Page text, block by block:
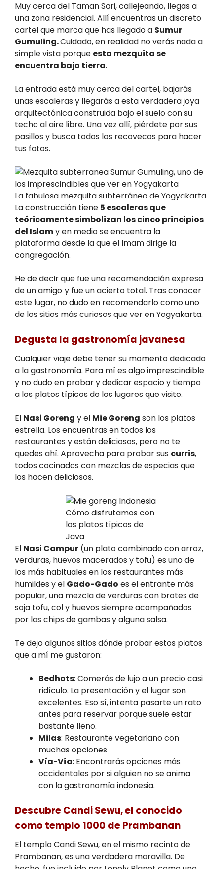
Muy cerca del Taman Sari, callejeando, llegas a
una zona residencial. Allí encuentras un discreto
cartel que marca que has llegado a Sumur
Gumuling.Cuidado, en realidad no verás nada a
simple vista porque esta mezquita se
encuentra bajo tierra.
La entrada está muy cerca del cartel, bajarás
unas escaleras y llegarás a esta verdadera joya
arquitectónica construida bajo el suelo con su
techo al aire libre. Una vez allí, piérdete por sus
pasillos y busca todos los recovecos para hacer
tus fotos.
La fabulosa mezquita subterránea de Yogyakarta
La construcción tiene 5 escaleras que
teóricamente simbolizan los cinco principios
del Islamy en medio se encuentra la
plataforma desde la que el Imam dirige la
congregación.
He de decir que fue una recomendación expresa
de un amigo y fue un acierto total. Tras conocer
este lugar, no dudo en recomendarlo como uno
de los sitios más curiosos que ver en Yogyakarta.
Degusta la gastronomía javanesa
Cualquier viaje debe tener su momento dedicado
a la gastronomía. Para mí es algo imprescindible
y no dudo en probar y dedicar espacio y tiempo
a los platos típicos de los lugares que visito.
El Nasi Goreng y el Mie Goreng son los platos
estrella. Los encuentras en todos los
restaurantes y están deliciosos, pero no te
quedes ahí. Aprovecha para probar sus curris,
todos cocinados con mezclas de especias que
los hacen deliciosos.
Cómo disfrutamos con
los platos típicos de
Java
El Nasi Campur (un plato combinado con arroz,
verduras, huevos macerados y tofu) es uno de
los más habituales en los restaurantes más
humildes y el Gado-Gado es el entrante más
popular, una mezcla de verduras con brotes de
soja tofu, col y huevos siempre acompañados
por las chips de gambas y alguna salsa.
Te dejo algunos sitios dónde probar estos platos
que a mí me gustaron:
Bedhots: Comerás de lujo a un precio casi
ridículo. La presentación y el lugar son
excelentes. Eso sí, intenta pasarte un rato
antes para reservar porque suele estar
bastante lleno.
Milas: Restaurante vegetariano con
muchas opciones
Vía-Vía: Encontrarás opciones más
occidentales por si alguien no se anima
con la gastronomía indonesia.
Descubre Candi Sewu, el conocido
como templo 1000 de Prambanan
El templo Candi Sewu, en el mismo recinto de
Prambanan, es una verdadera maravilla. De